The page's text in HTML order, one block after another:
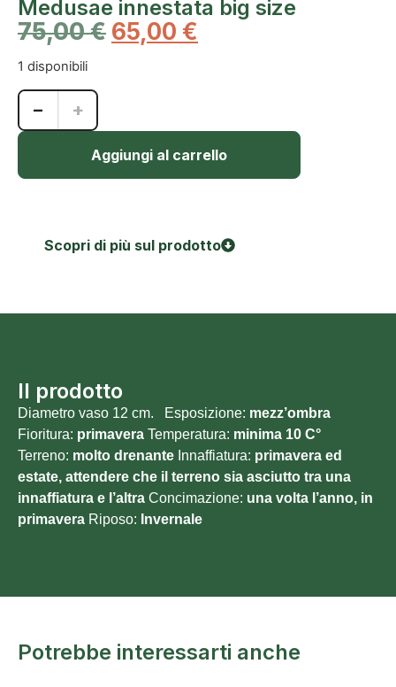
Medusae innestata big size
75,00€ 65,00 €
1 disponibili
− +
Aggiungi al carrello
Scopri di più sul prodotto
Il prodotto
Diametro vaso 12 cm. Esposizione: mezz’ombra
Fioritura: primavera Temperatura: minima 10 C°
Terreno: molto drenante Innaffiatura: primavera ed
estate, attendere che il terreno sia asciutto tra una
innaffiatura e l’altra Concimazione: una volta l’anno, in
primavera Riposo: Invernale
Potrebbe interessarti anche